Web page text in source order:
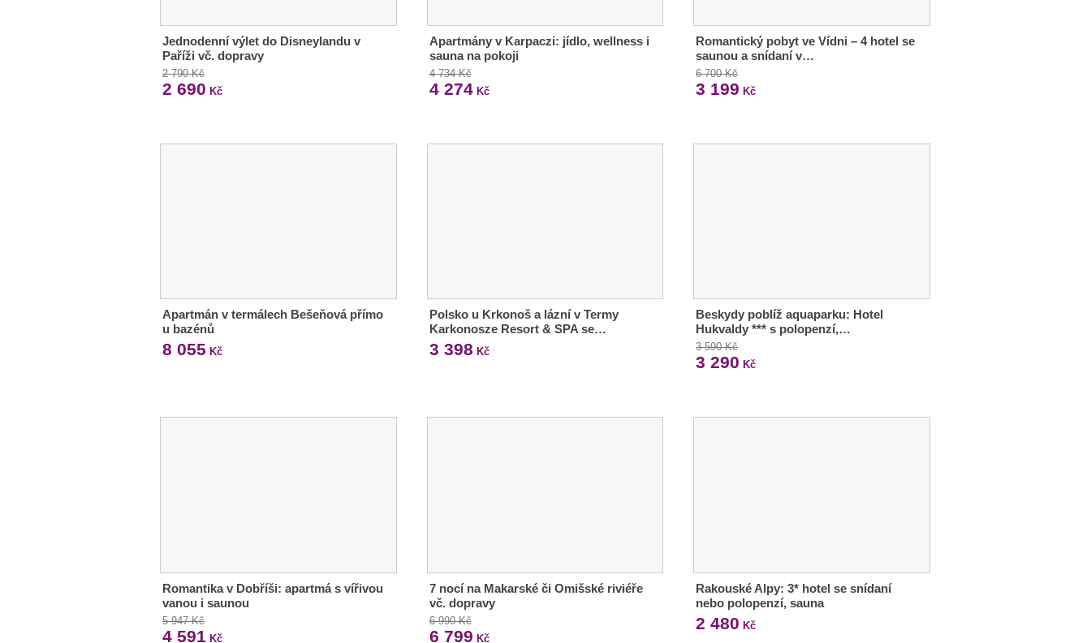
Jednodenní výlet do Disneylandu v
Paříži vč. dopravy
2 790 Kč
2 690 Kč
Apartmány v Karpaczi: jídlo, wellness i
sauna na pokoji
4 734 Kč
4 274Kč
Romantický pobyt ve Vídni – 4 hotel se
saunou a snídaní v…
6 700 Kč
3 199 Kč
Apartmán v termálech Bešeňová přímo
u bazénů
8 055 Kč
Polsko u Krkonoš a lázní v Termy
Karkonosze Resort & SPA se…
3 398 Kč
Beskydy poblíž aquaparku: Hotel
Hukvaldy *** s polopenzí,…
3 590 Kč
3 290 Kč
Romantika v Dobříši: apartmá s vířivou
vanou i saunou
5 947 Kč
4 591 Kč
7 nocí na Makarské či Omišské riviéře
vč. dopravy
6 990 Kč
6 799 Kč
Rakouské Alpy: 3* hotel se snídaní
nebo polopenzí, sauna
2 480 Kč